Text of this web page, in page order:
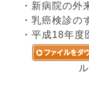
・新病院の外
・乳癌検診の
・平成18年度